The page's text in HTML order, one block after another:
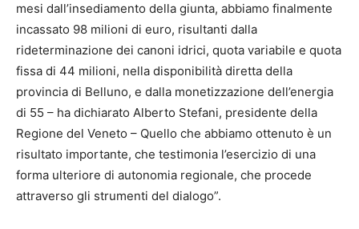
mesi dall’insediamento della giunta, abbiamo finalmente
incassato 98 milioni di euro, risultanti dalla
rideterminazione dei canoni idrici, quota variabile e quota
fissa di 44 milioni, nella disponibilità diretta della
provincia di Belluno, e dalla monetizzazione dell’energia
di 55 – ha dichiarato Alberto Stefani, presidente della
Regione del Veneto – Quello che abbiamo ottenuto è un
risultato importante, che testimonia l’esercizio di una
forma ulteriore di autonomia regionale, che procede
attraverso gli strumenti del dialogo”.